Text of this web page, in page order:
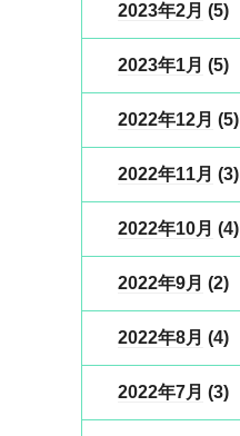
2023年2月 (5)
2023年1月 (5)
2022年12月 (5)
2022年11月 (3)
2022年10月 (4)
2022年9月 (2)
2022年8月 (4)
2022年7月 (3)